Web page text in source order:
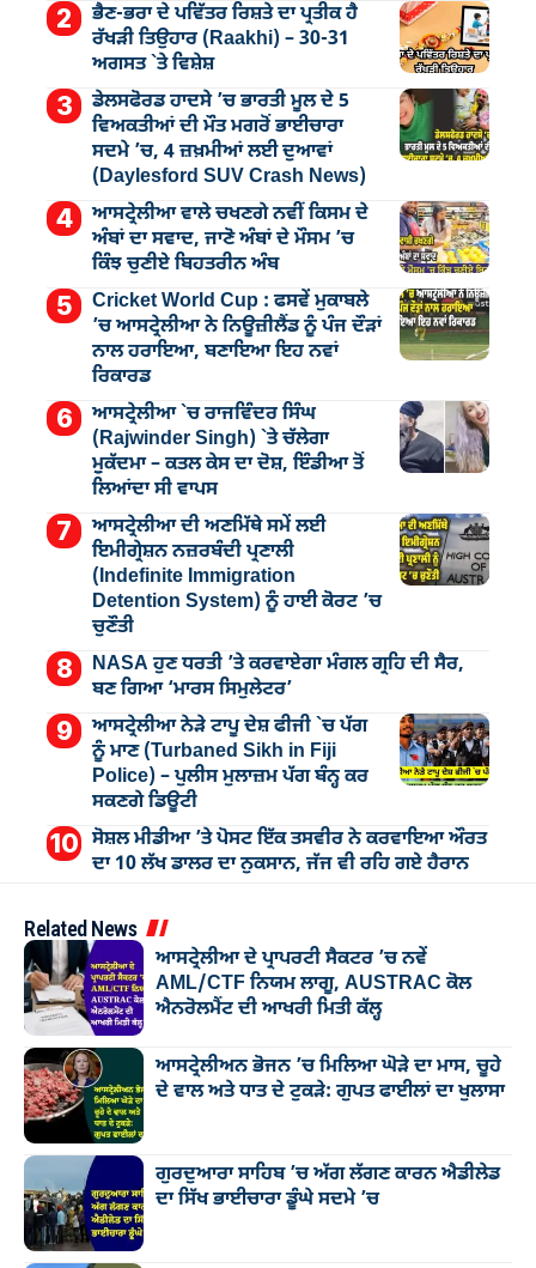
ਭੈਣ-ਭਰਾ ਦੇ ਪਵਿੱਤਰ ਰਿਸ਼ਤੇ ਦਾ ਪ੍ਰਤੀਕ ਹੈ
ਰੱਖੜੀ ਤਿਉਹਾਰ (Raakhi) – 30-31
ਅਗਸਤ `ਤੇ ਵਿਸ਼ੇਸ਼
ਡੇਲਸਫੋਰਡ ਹਾਦਸੇ ’ਚ ਭਾਰਤੀ ਮੂਲ ਦੇ 5
ਵਿਅਕਤੀਆਂ ਦੀ ਮੌਤ ਮਗਰੋਂ ਭਾਈਚਾਰਾ
ਸਦਮੇ ’ਚ, 4 ਜ਼ਖ਼ਮੀਆਂ ਲਈ ਦੁਆਵਾਂ
(Daylesford SUV Crash News)
ਆਸਟ੍ਰੇਲੀਆ ਵਾਲੇ ਚਖਣਗੇ ਨਵੀਂ ਕਿਸਮ ਦੇ
ਅੰਬਾਂ ਦਾ ਸਵਾਦ, ਜਾਣੋ ਅੰਬਾਂ ਦੇ ਮੌਸਮ ’ਚ
ਕਿੰਝ ਚੁਣੀਏ ਬਿਹਤਰੀਨ ਅੰਬ
Cricket World Cup : ਫਸਵੇਂ ਮੁਕਾਬਲੇ
’ਚ ਆਸਟ੍ਰੇਲੀਆ ਨੇ ਨਿਊਜ਼ੀਲੈਂਡ ਨੂੰ ਪੰਜ ਦੌੜਾਂ
ਨਾਲ ਹਰਾਇਆ, ਬਣਾਇਆ ਇਹ ਨਵਾਂ
ਰਿਕਾਰਡ
ਆਸਟ੍ਰੇਲੀਆ `ਚ ਰਾਜਵਿੰਦਰ ਸਿੰਘ
(Rajwinder Singh) `ਤੇ ਚੱਲੇਗਾ
ਮੁੁਕੱਦਮਾ – ਕਤਲ ਕੇਸ ਦਾ ਦੋਸ਼, ਇੰਡੀਆ ਤੋਂ
ਲਿਆਂਦਾ ਸੀ ਵਾਪਸ
ਆਸਟ੍ਰੇਲੀਆ ਦੀ ਅਣਮਿੱਥੇ ਸਮੇਂ ਲਈ
ਇਮੀਗ੍ਰੇਸ਼ਨ ਨਜ਼ਰਬੰਦੀ ਪ੍ਰਣਾਲੀ
(Indefinite Immigration
Detention System) ਨੂੰ ਹਾਈ ਕੋਰਟ ’ਚ
ਚੁਣੌਤੀ
NASA ਹੁਣ ਧਰਤੀ ’ਤੇ ਕਰਵਾਏਗਾ ਮੰਗਲ ਗ੍ਰਹਿ ਦੀ ਸੈਰ,
ਬਣ ਗਿਆ ‘ਮਾਰਸ ਸਿਮੁਲੇਟਰ’
ਆਸਟ੍ਰੇਲੀਆ ਨੇੜੇ ਟਾਪੂ ਦੇਸ਼ ਫੀਜੀ `ਚ ਪੱਗ
ਨੂੰ ਮਾਣ (Turbaned Sikh in Fiji
Police) – ਪੁਲੀਸ ਮੁਲਾਜ਼ਮ ਪੱਗ ਬੰਨ੍ਹ ਕਰ
ਸਕਣਗੇ ਡਿਊਟੀ
ਸੋਸ਼ਲ ਮੀਡੀਆ ’ਤੇ ਪੋਸਟ ਇੱਕ ਤਸਵੀਰ ਨੇ ਕਰਵਾਇਆ ਔਰਤ
ਦਾ 10 ਲੱਖ ਡਾਲਰ ਦਾ ਨੁਕਸਾਨ, ਜੱਜ ਵੀ ਰਹਿ ਗਏ ਹੈਰਾਨ
Related News
ਆਸਟ੍ਰੇਲੀਆ ਦੇ ਪ੍ਰਾਪਰਟੀ ਸੈਕਟਰ ’ਚ ਨਵੇਂ
AML/CTF ਨਿਯਮ ਲਾਗੂ, AUSTRAC ਕੋਲ
ਐਨਰੋਲਮੈਂਟ ਦੀ ਆਖਰੀ ਮਿਤੀ ਕੱਲ੍ਹ
ਆਸਟ੍ਰੇਲੀਅਨ ਭੋਜਨ ’ਚ ਮਿਲਿਆ ਘੋੜੇ ਦਾ ਮਾਸ, ਚੂਹੇ
ਦੇ ਵਾਲ ਅਤੇ ਧਾਤ ਦੇ ਟੁਕੜੇ: ਗੁਪਤ ਫਾਈਲਾਂ ਦਾ ਖੁਲਾਸਾ
ਗੁਰਦੁਆਰਾ ਸਾਹਿਬ ’ਚ ਅੱਗ ਲੱਗਣ ਕਾਰਨ ਐਡੀਲੇਡ
ਦਾ ਸਿੱਖ ਭਾਈਚਾਰਾ ਡੂੰਘੇ ਸਦਮੇ ’ਚ